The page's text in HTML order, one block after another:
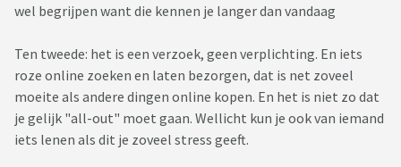
wel begrijpen want die kennen je langer dan vandaag
Ten tweede: het is een verzoek, geen verplichting. En iets
roze online zoeken en laten bezorgen, dat is net zoveel
moeite als andere dingen online kopen. En het is niet zo dat
je gelijk "all-out" moet gaan. Wellicht kun je ook van iemand
iets lenen als dit je zoveel stress geeft.